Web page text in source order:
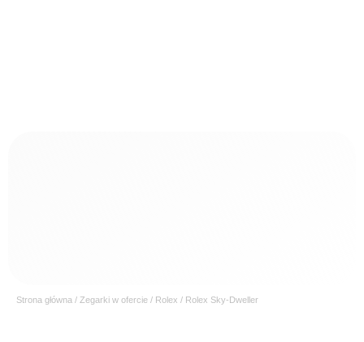
Strona główna / Zegarki w ofercie / Rolex / Rolex Sky-Dweller